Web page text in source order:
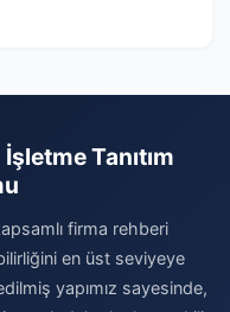
Tanıtım
firma rehberi
en üst seviyeye
yapımız sayesinde,